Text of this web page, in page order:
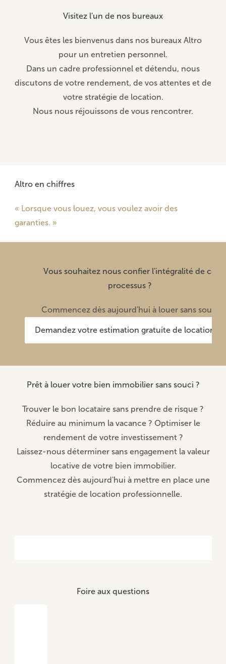
Visitez l'un de nos bureaux
Vous êtes les bienvenus dans nos bureaux Altro
pour un entretien personnel.
Dans un cadre professionnel et détendu, nous
discutons de votre rendement, de vos attentes et de
votre stratégie de location.
Nous nous réjouissons de vous rencontrer.
Altro en chiffres
« Lorsque vous louez, vous voulez avoir des
garanties. »
Vous souhaitez nous confier l'intégralité de ce
processus ?
Commencez dès aujourd'hui à louer sans souci
Demandez votre estimation gratuite de location
Prêt à louer votre bien immobilier sans souci ?
Trouver le bon locataire sans prendre de risque ?
Réduire au minimum la vacance ? Optimiser le
rendement de votre investissement ?
Laissez-nous déterminer sans engagement la valeur
locative de votre bien immobilier.
Commencez dès aujourd'hui à mettre en place une
stratégie de location professionnelle.
Foire aux questions